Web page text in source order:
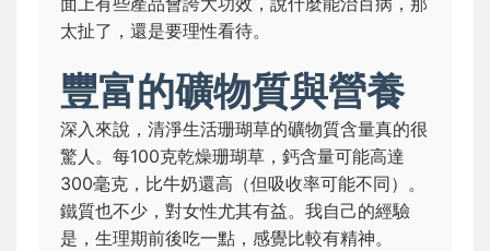
太扯了，還是要理性看待。
豐富的礦物質與營養
深入來說，清淨生活珊瑚草的礦物質含量真的很
驚人。每100克乾燥珊瑚草，鈣含量可能高達
300毫克，比牛奶還高（但吸收率可能不同）。
鐵質也不少，對女性尤其有益。我自己的經驗
是，生理期前後吃一點，感覺比較有精神。